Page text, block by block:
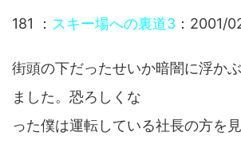
181 ： スキー場への裏道3 ：2001/
街頭の下だったせいか暗闇に浮か
ました。恐ろしくな
った僕は運転している社長の方を